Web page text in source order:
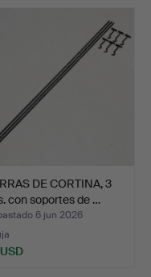
DE CORTINA, 3
con soportes de …
6 jun 2026